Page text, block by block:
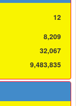
12
8,209
32,067
9,483,835